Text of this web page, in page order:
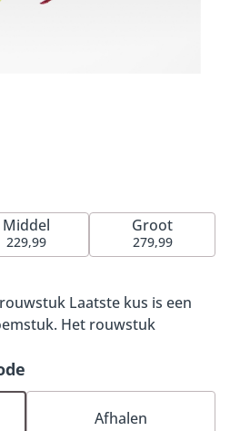
Laatste kus is een
Het rouwstuk
rozen in warme
bloemstuk wordt rond
staat ook bekend als
kanten zijn de
Middel
229,99
Groot
279,99
Afhalen